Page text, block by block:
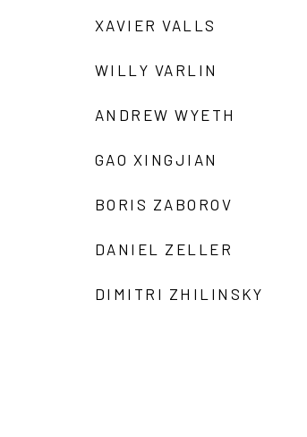
XAVIER VALLS
WILLY VARLIN
ANDREW WYETH
GAO XINGJIAN
BORIS ZABOROV
DANIEL ZELLER
DIMITRI ZHILINSKY